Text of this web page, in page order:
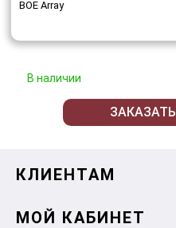
BOE Array
В наличии
ЗАКАЗАТЬ
КЛИЕНТАМ
МОЙ КАБИНЕТ